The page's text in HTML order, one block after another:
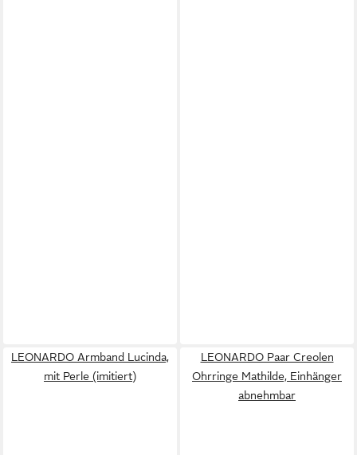
LEONARDO Armband Lucinda,
mit Perle (imitiert)
LEONARDO Paar Creolen
Ohrringe Mathilde, Einhänger
abnehmbar